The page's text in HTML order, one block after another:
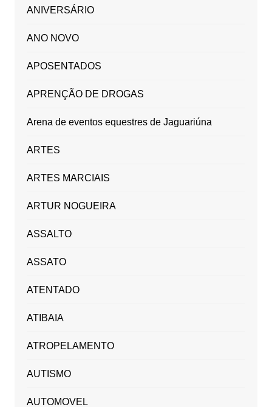
ANIVERSÁRIO
ANO NOVO
APOSENTADOS
APRENÇÃO DE DROGAS
Arena de eventos equestres de Jaguariúna
ARTES
ARTES MARCIAIS
ARTUR NOGUEIRA
ASSALTO
ASSATO
ATENTADO
ATIBAIA
ATROPELAMENTO
AUTISMO
AUTOMOVEL